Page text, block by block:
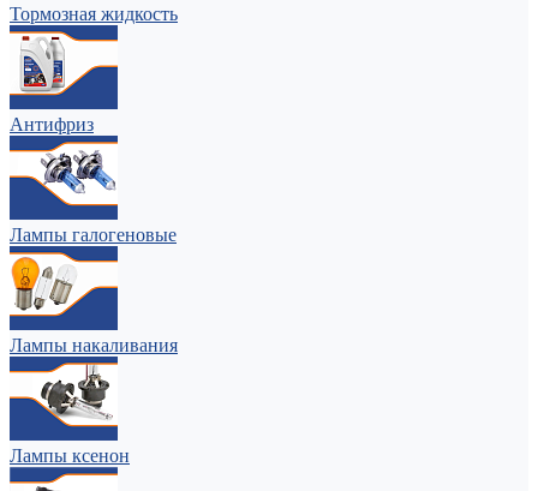
Тормозная жидкость
Антифриз
Лампы галогеновые
Лампы накаливания
Лампы ксенон